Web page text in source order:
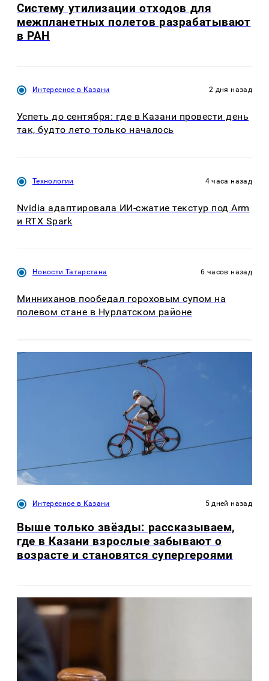
Систему утилизации отходов для
межпланетных полетов разрабатывают
в РАН
Интересное в Казани 2 дня назад
Успеть до сентября: где в Казани провести день
так, будто лето только началось
Технологии 4 часа назад
Nvidia адаптировала ИИ-сжатие текстур под Arm
и RTX Spark
Новости Татарстана 6 часов назад
Минниханов пообедал гороховым супом на
полевом стане в Нурлатском районе
Интересное в Казани 5 дней назад
Выше только звёзды: рассказываем,
где в Казани взрослые забывают о
возрасте и становятся супергероями